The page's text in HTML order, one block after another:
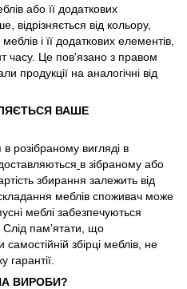
або її додаткових
відрізняється від кольору,
і її додаткових елементів,
часу. Це пов'язано з правом
продукції на аналогічні від
ВАШЕ
розібраному вигляді в
в зібраному або
збирання залежить від
меблів споживач може
меблі забезпечуються
Слід пам’ятати, що
збірці меблів, не
ВИРОБИ?